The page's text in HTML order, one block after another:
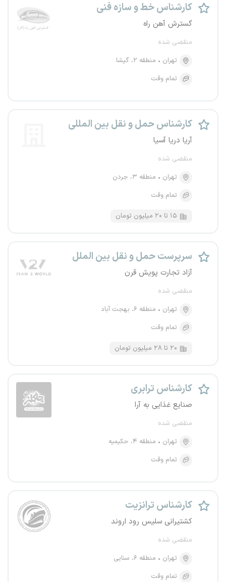
کارشناس خط و سازه فنی
گسترش آهن راه
منقضی شده
تهران
منطقه ۲، گیشا
تمام وقت
کارشناس حمل و نقل بین المللی
آریا دریا آسیا
منقضی شده
تهران
منطقه ۳، جردن
تمام وقت
۱۵ تا ۲۰ میلیون تومان
سرپرست حمل و نقل بین الملل
آزاد تجارت پویش قرن
منقضی شده
تهران
منطقه ۶، بهجت آباد
تمام وقت
۲۰ تا ۲۸ میلیون تومان
کارشناس ترابری
صنایع غذایی به آرا
منقضی شده
تهران
منطقه ۴، حکیمیه
تمام وقت
کارشناس ترانزیت
کشتیرانی سلیس رود اروند
منقضی شده
تهران
منطقه ۶، سنایی
تمام وقت